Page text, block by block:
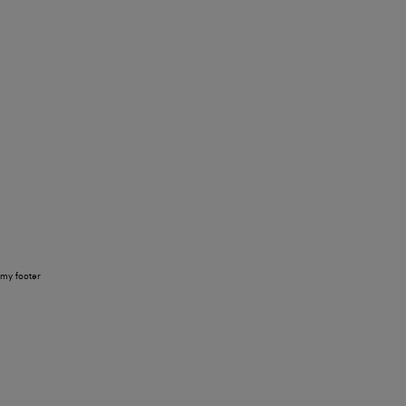
my footer